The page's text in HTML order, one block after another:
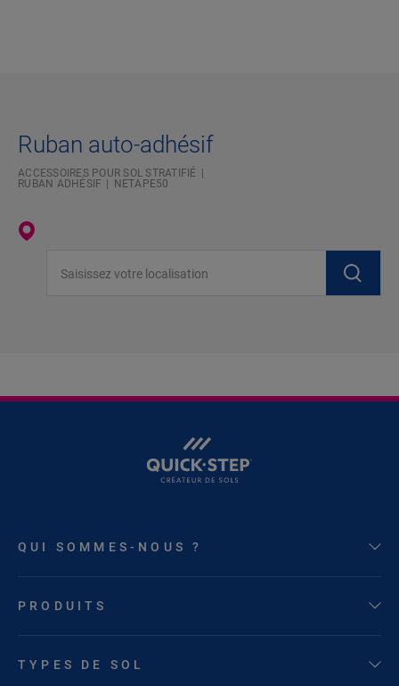
Ruban auto-adhésif
ACCESSOIRES POUR SOL STRATIFIÉ
RUBAN ADHÉSIF
NETAPE50
QUI SOMMES-NOUS ?
PRODUITS
TYPES DE SOL